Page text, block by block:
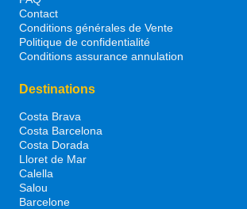
Contact
Conditions générales de Vente
Politique de confidentialité
Conditions assurance annulation
Destinations
Costa Brava
Costa Barcelona
Costa Dorada
Lloret de Mar
Calella
Salou
Barcelone